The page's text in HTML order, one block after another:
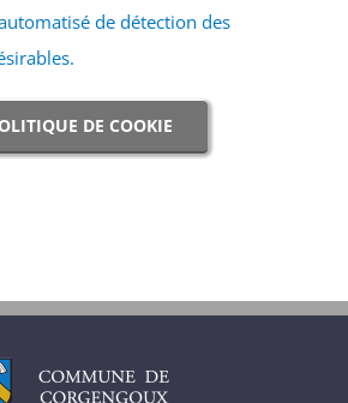
de détection des
DE COOKIE